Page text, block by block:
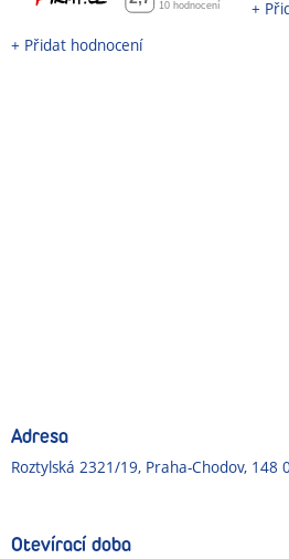
+ Přidat hodnocení
+
Adresa
Roztylská 2321/19, Praha-Chodov, 148
Otevírací doba